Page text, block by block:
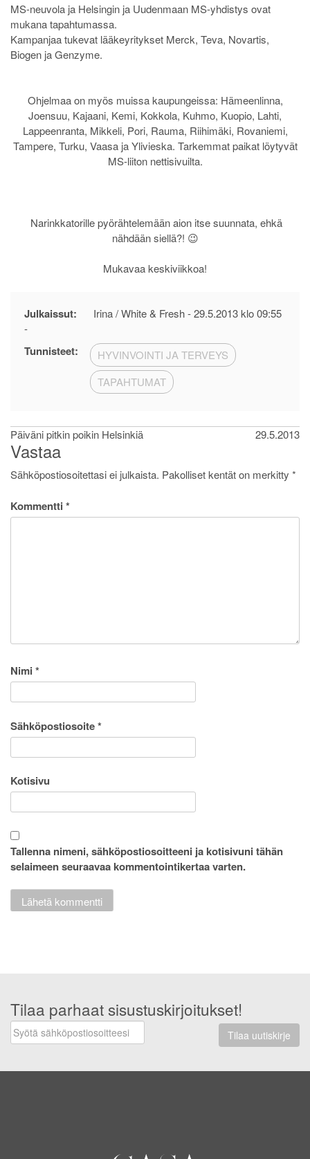
MS-neuvola ja Helsingin ja Uudenmaan MS-yhdistys ovat
mukana tapahtumassa.
Kampanjaa tukevat lääkeyritykset Merck, Teva, Novartis,
Biogen ja Genzyme.
Ohjelmaa on myös muissa kaupungeissa: Hämeenlinna,
Joensuu, Kajaani, Kemi, Kokkola, Kuhmo, Kuopio, Lahti,
Lappeenranta, Mikkeli, Pori, Rauma, Riihimäki, Rovaniemi,
Tampere, Turku, Vaasa ja Ylivieska. Tarkemmat paikat löytyvät
MS-liiton nettisivuilta.
Narinkkatorille pyörähtelemään aion itse suunnata, ehkä
nähdään siellä?! 😉
Mukavaa keskiviikkoa!
Julkaissut: Irina / White & Fresh -29.5.2013 klo 09:55
-
Tunnisteet:
HYVINVOINTI JA TERVEYS
TAPAHTUMAT
Artikkelien
selaus
Päiväni pitkin poikin Helsinkiä 29.5.2013
Vastaa
Sähköpostiosoitettasi ei julkaista. Pakolliset kentät on merkitty *
Kommentti *
Nimi *
Sähköpostiosoite*
Kotisivu
Tallenna nimeni, sähköpostiosoitteeni ja kotisivuni tähän
selaimeen seuraavaa kommentointikertaa varten.
Tilaa parhaat sisustuskirjoitukset!
Tilaa uutiskirje